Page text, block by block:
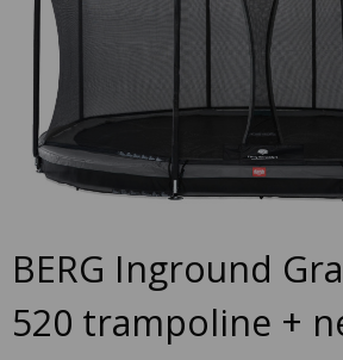
BERG Inground
520 trampoline +
images
gallery
to
the
beginning
of